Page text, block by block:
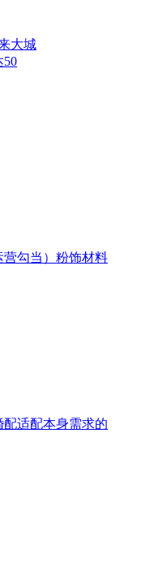
大城
50
勾当）粉饰材料
适配本身需求的